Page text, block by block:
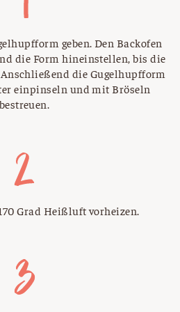
geben. Den Backofen
die Form hineinstellen, bis die
die Gugelhupfform
einpinseln und mit Bröseln
bestreuen.
Grad Heißluft vorheizen.